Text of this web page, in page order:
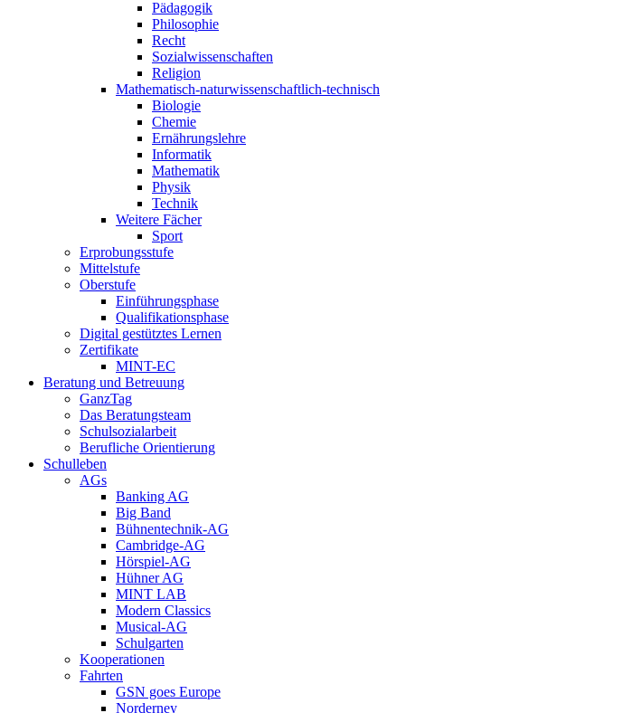
Pädagogik
Philosophie
Recht
Sozialwissenschaften
Religion
Mathematisch-naturwissenschaftlich-technisch
Biologie
Chemie
Ernährungslehre
Informatik
Mathematik
Physik
Technik
Weitere Fächer
Sport
Erprobungsstufe
Mittelstufe
Oberstufe
Einführungsphase
Qualifikationsphase
Digital gestütztes Lernen
Zertifikate
MINT-EC
Beratung und Betreuung
GanzTag
Das Beratungsteam
Schulsozialarbeit
Berufliche Orientierung
Schulleben
AGs
Banking AG
Big Band
Bühnentechnik-AG
Cambridge-AG
Hörspiel-AG
Hühner AG
MINT LAB
Modern Classics
Musical-AG
Schulgarten
Kooperationen
Fahrten
GSN goes Europe
Norderney